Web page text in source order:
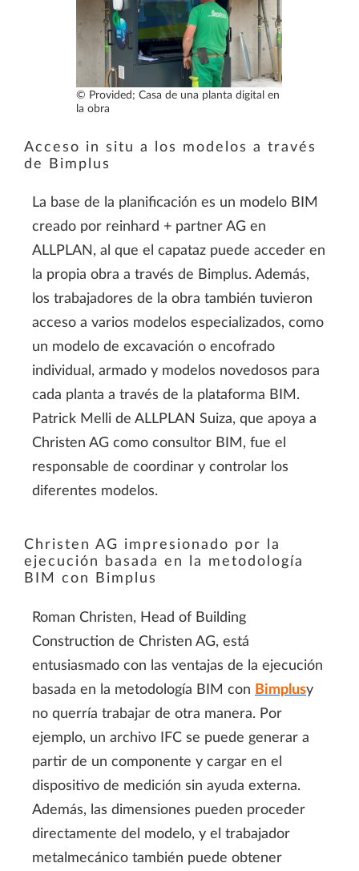
© Provided; Casa de una planta digital en
la obra
Acceso in situ a los modelos a través
de Bimplus
La base de la planificación es un modelo BIM
creado por reinhard + partner AG en
ALLPLAN, al que el capataz puede acceder en
la propia obra a través de Bimplus. Además,
los trabajadores de la obra también tuvieron
acceso a varios modelos especializados, como
un modelo de excavación o encofrado
individual, armado y modelos novedosos para
cada planta a través de la plataforma BIM.
Patrick Melli de ALLPLAN Suiza, que apoya a
Christen AG como consultor BIM, fue el
responsable de coordinar y controlar los
diferentes modelos.
Christen AG impresionado por la
ejecución basada en la metodología
BIM con Bimplus
Roman Christen, Head of Building
Construction de Christen AG, está
entusiasmado con las ventajas de la ejecución
basada en la metodología BIM con Bimplusy
no querría trabajar de otra manera. Por
ejemplo, un archivo IFC se puede generar a
partir de un componente y cargar en el
dispositivo de medición sin ayuda externa.
Además, las dimensiones pueden proceder
directamente del modelo, y el trabajador
metalmecánico también puede obtener